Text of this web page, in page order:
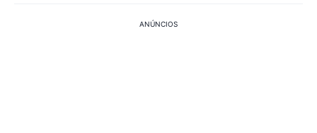
ANÚNCIOS